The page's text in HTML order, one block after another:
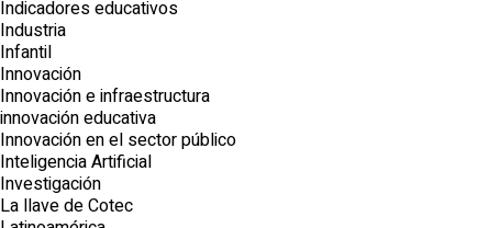
Indicadores educativos
Industria
Infantil
Innovación
Innovación e infraestructura
innovación educativa
Innovación en el sector público
Inteligencia Artificial
Investigación
La llave de Cotec